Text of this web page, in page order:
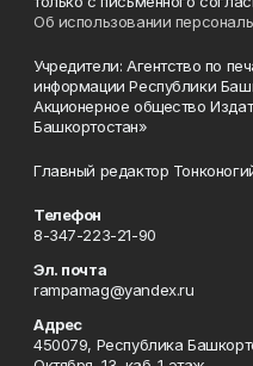
Об использовании
Учредители: Агентство по
информации Республики
Акционерное общество
Башкортостан»
Главный редактор
Телефон
8-347-223-21-90
Эл. почта
rampamag@yandex.ru
Адрес
450079, Республика